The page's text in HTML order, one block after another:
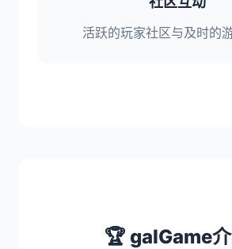
活跃的玩家社区与及时的
🏆 galGame